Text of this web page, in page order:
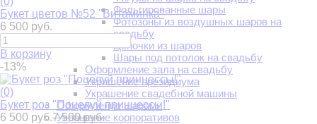
Фольгированные шары
Фотозоны из воздушных шаров на
свадьбу
Цепочки из шаров
Шары под потолок на свадьбу
Оформление зала на свадьбу
Украшение президиума
Украшение свадебной машины
Оформление шарами
Украшение корпоративов
Букет цветов №52 "Витаминка"
6 500 руб.
В корзину
-13%
(0)
Букет роз "Поцелуй принцессы!"
6 500 руб.7 500 руб.